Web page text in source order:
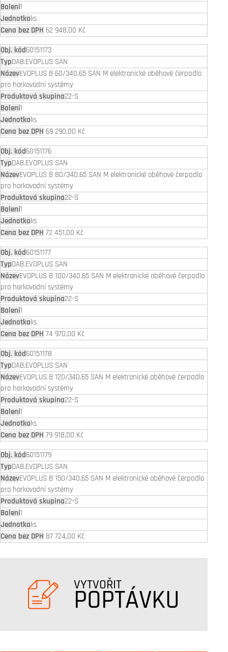
1
ks
62 948,00 Kč
60151173
DAB.EVOPLUS SAN
EVOPLUS B 60/340.65 SAN M elektronické oběhové čerpadlo
pro horkovodní systémy
22-S
1
ks
69 290,00 Kč
60151176
DAB.EVOPLUS SAN
EVOPLUS B 80/340.65 SAN M elektronické oběhové čerpadlo
pro horkovodní systémy
22-S
1
ks
72 451,00 Kč
60151177
DAB.EVOPLUS SAN
EVOPLUS B 100/340.65 SAN M elektronické oběhové čerpadlo
pro horkovodní systémy
22-S
1
ks
74 970,00 Kč
60151178
DAB.EVOPLUS SAN
EVOPLUS B 120/340.65 SAN M elektronické oběhové čerpadlo
pro horkovodní systémy
22-S
1
ks
79 918,00 Kč
60151179
DAB.EVOPLUS SAN
EVOPLUS B 150/340.65 SAN M elektronické oběhové čerpadlo
pro horkovodní systémy
22-S
1
ks
87 724,00 Kč
VYTVOŘIT
POPTÁVKU